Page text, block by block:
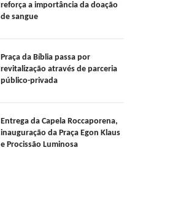
reforça a importância da doação
de sangue
Praça da Bíblia passa por
revitalização através de parceria
público-privada
Entrega da Capela Roccaporena,
inauguração da Praça Egon Klaus
e Procissão Luminosa